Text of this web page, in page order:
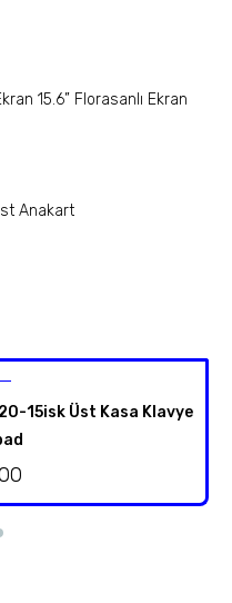
15.6” Florasanlı Ekran
Anakart
15isk Üst Kasa Klavye